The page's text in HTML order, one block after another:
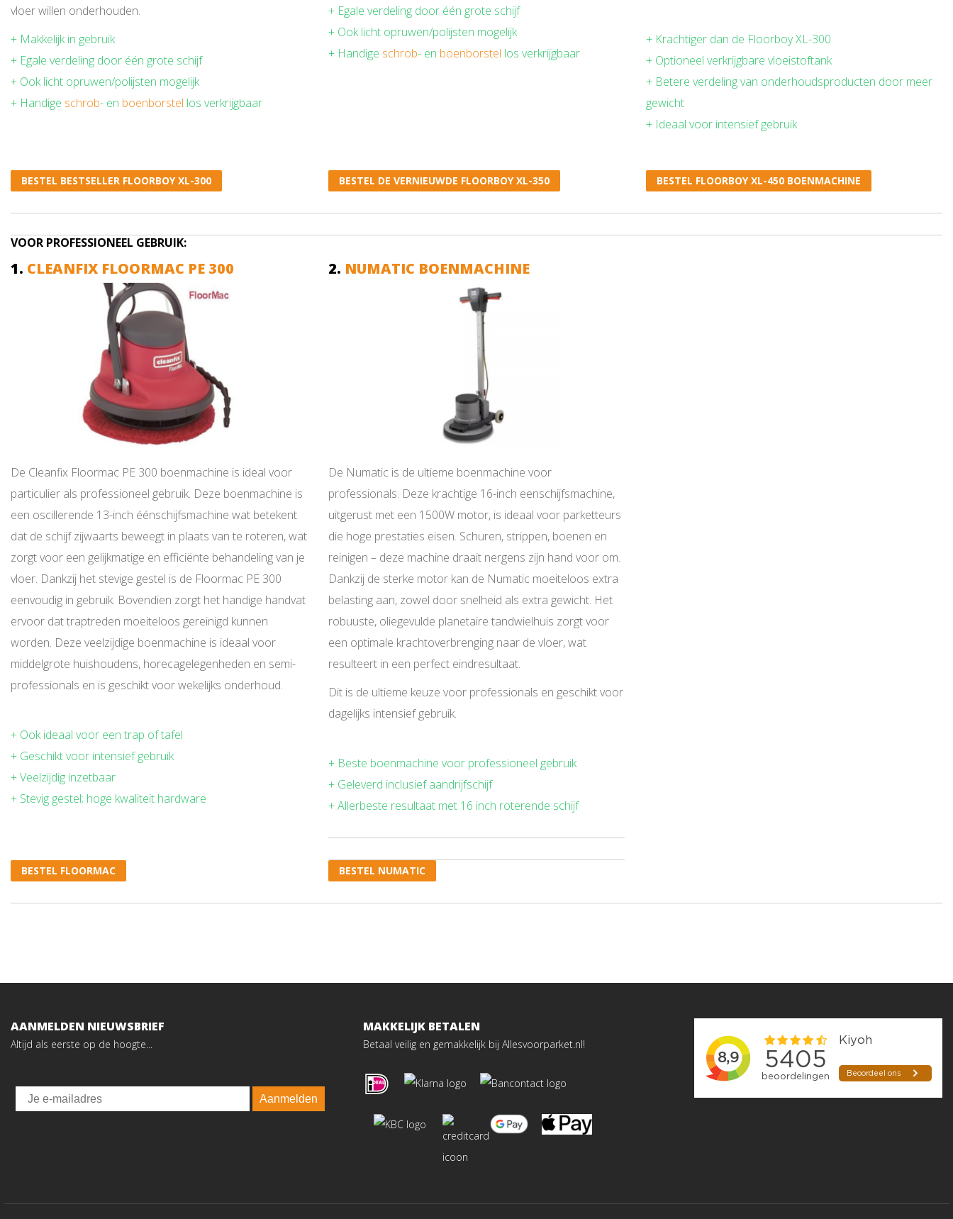
vloer willen onderhouden.
+ Makkelijk in gebruik
+ Egale verdeling door één grote schijf
+ Ook licht opruwen/polijsten mogelijk
+ Handige schrob- en boenborstel los verkrijgbaar
BESTEL BESTSELLER FLOORBOY XL-300
+ Egale verdeling door één grote schijf
+ Ook licht opruwen/polijsten mogelijk
+ Handige schrob- en boenborstel los verkrijgbaar
BESTEL DE VERNIEUWDE FLOORBOY XL-350
+ Krachtiger dan de Floorboy XL-300
+ Optioneel verkrijgbare vloeistoftank
+ Betere verdeling van onderhoudsproducten door meer
gewicht
+ Ideaal voor intensief gebruik
BESTEL FLOORBOY XL-450 BOENMACHINE
VOOR PROFESSIONEEL GEBRUIK:
1. CLEANFIX FLOORMAC PE 300
De Cleanfix Floormac PE 300 boenmachine is ideal voor
particulier als professioneel gebruik. Deze boenmachine is
een oscillerende 13-inch éénschijfsmachine wat betekent
dat de schijf zijwaarts beweegt in plaats van te roteren, wat
zorgt voor een gelijkmatige en efficiënte behandeling van je
vloer. Dankzij het stevige gestel is de Floormac PE 300
eenvoudig in gebruik. Bovendien zorgt het handige handvat
ervoor dat traptreden moeiteloos gereinigd kunnen
worden. Deze veelzijdige boenmachine is ideaal voor
middelgrote huishoudens, horecagelegenheden en semi-
professionals en is geschikt voor wekelijks onderhoud.
+ Ook ideaal voor een trap of tafel
+ Geschikt voor intensief gebruik
+ Veelzijdig inzetbaar
+ Stevig gestel; hoge kwaliteit hardware
BESTEL FLOORMAC
2. NUMATIC BOENMACHINE
De Numatic is de ultieme boenmachine voor
professionals. Deze krachtige 16-inch eenschijfsmachine,
uitgerust met een 1500W motor, is ideaal voor parketteurs
die hoge prestaties eisen. Schuren, strippen, boenen en
reinigen – deze machine draait nergens zijn hand voor om.
Dankzij de sterke motor kan de Numatic moeiteloos extra
belasting aan, zowel door snelheid als extra gewicht. Het
robuuste, oliegevulde planetaire tandwielhuis zorgt voor
een optimale krachtoverbrenging naar de vloer, wat
resulteert in een perfect eindresultaat.
Dit is de ultieme keuze voor professionals en geschikt voor
dagelijks intensief gebruik.
+ Beste boenmachine voor professioneel gebruik
+ Geleverd inclusief aandrijfschijf
+ Allerbeste resultaat met 16 inch roterende schijf
BESTEL NUMATIC
AANMELDEN NIEUWSBRIEF
Altijd als eerste op de hoogte...
Email
Aanmelden
MAKKELIJK BETALEN
Betaal veilig en gemakkelijk bij Allesvoorparket.nl!